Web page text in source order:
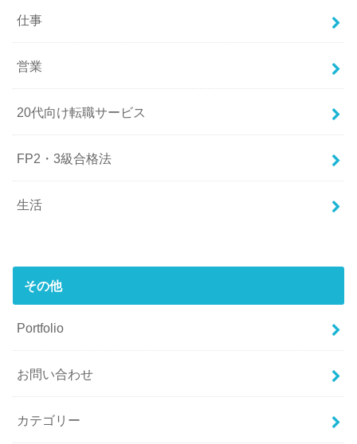
仕事
営業
20代向け転職サービス
FP2・3級合格法
生活
その他
Portfolio
お問い合わせ
カテゴリー